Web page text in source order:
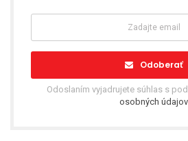
Odoberať
Odoslaním vyjadrujete súhlas s
osobných údajov